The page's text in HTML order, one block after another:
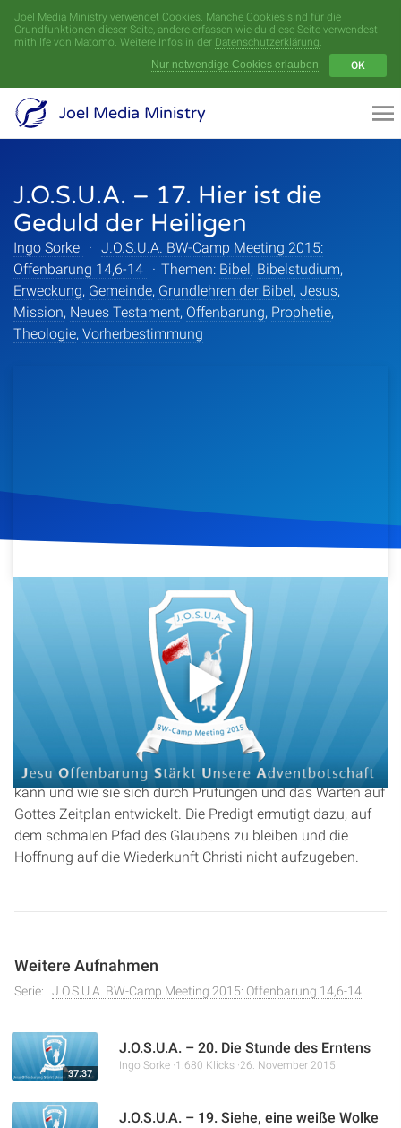
Joel Media Ministry verwendet Cookies. Manche Cookies sind für die
Grundfunktionen dieser Seite, andere erfassen wie du diese Seite verwendest
mithilfe von Matomo. Weitere Infos in der Datenschutzerklärung.
Nur notwendige Cookies erlauben
OK
Joel Media Ministry
J.O.S.U.A. – 17. Hier ist die
Geduld der Heiligen
Ingo Sorke · J.O.S.U.A. BW-Camp Meeting 2015:
Offenbarung 14,6-14 · Themen: Bibel, Bibelstudium,
Erweckung, Gemeinde, Grundlehren der Bibel, Jesus,
Mission, Neues Testament, Offenbarung, Prophetie,
Theologie, Vorherbestimmung
1.602Klicks
In dieser Predigt aus dem J.O.S.U.A. BW-Camp Meeting
2015 spricht Ingo Sorke über die Bedeutung der Geduld der
Heiligen, basierend auf Offenbarung 14,6-14
wie Geduld als Geschenk Gottes angenommen werden
kann und wie sie sich durch Prüfungen und das Warten auf
Gottes Zeitplan entwickelt. Die Predigt ermutigt dazu, auf
dem schmalen Pfad des Glaubens zu bleiben und die
Hoffnung auf die Wiederkunft Christi nicht aufzugeben.
Weitere Aufnahmen
Serie: J.O.S.U.A. BW-Camp Meeting 2015: Offenbarung 14,6-14
37:37
J.O.S.U.A. – 20. Die Stunde des Erntens
Ingo Sorke 1.680 Klicks 26. November 2015
J.O.S.U.A. – 19. Siehe, eine weiße Wolke
Menü
Videoarchiv
Serien
Themen
Studienzentrum
Über Uns
Kontakt